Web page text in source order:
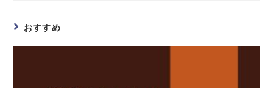
おすすめ